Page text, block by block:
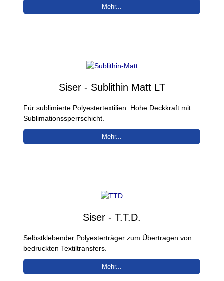
Mehr...
Siser - Sublithin Matt LT
Für sublimierte Polyestertextilien. Hohe Deckkraft mit
Sublimationssperrschicht.
Mehr...
Siser - T.T.D.
Selbstklebender Polyesterträger zum Übertragen von
bedruckten Textiltransfers.
Mehr...